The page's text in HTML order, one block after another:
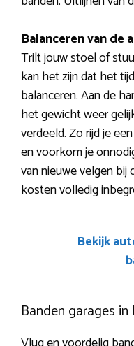
Balanceren van de
Trilt jouw stoel of
kan het zijn dat het
balanceren. Aan de
het gewicht weer
verdeeld. Zo rijd je
en voorkom je
van nieuwe velgen bij
kosten volledig
Bekijk
Banden garages in